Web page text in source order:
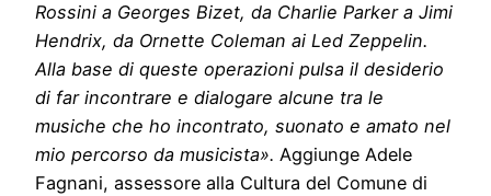
Rossini a Georges Bizet, da Charlie Parker a Jimi
Hendrix, da Ornette Coleman ai Led Zeppelin.
Alla base di queste operazioni pulsa il desiderio
di far incontrare e dialogare alcune tra le
musiche che ho incontrato, suonato e amato nel
mio percorso da musicista». Aggiunge Adele
Fagnani, assessore alla Cultura del Comune di